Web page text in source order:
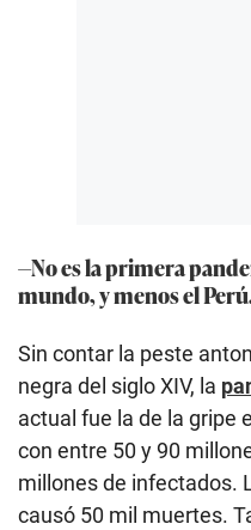
—No es la primera
mundo, y menos el
Sin contar la peste
negra del siglo XIV, la
actual fue la de la gripe
con entre 50 y 90
millones de infectados.
causó 50 mil muertes.